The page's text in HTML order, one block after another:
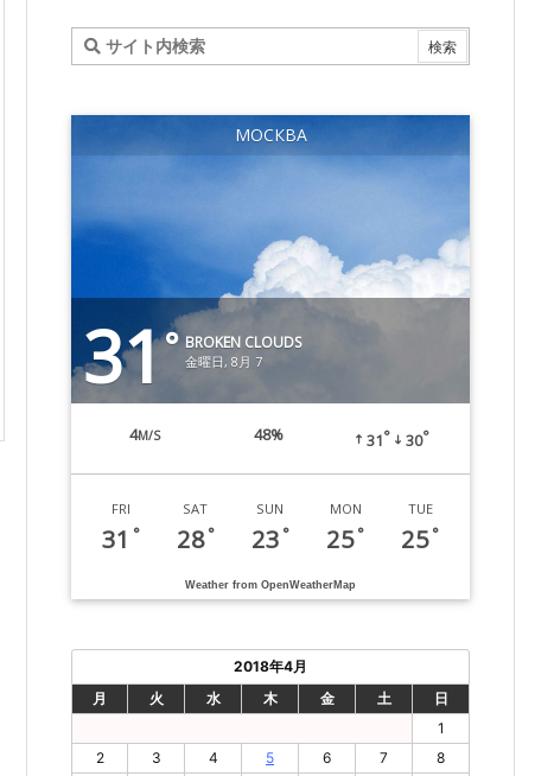
МОСКВА
31° BROKEN CLOUDS
金曜日, 8月 7
4M/S 48% 31° 30°
FRI
31 °
SAT
28°
SUN
23 °
MON
25°
TUE
25°
Weather from OpenWeatherMap
2018年4月
月
火 水 木 金 土
日
1
2
3 4 5 6 7
8